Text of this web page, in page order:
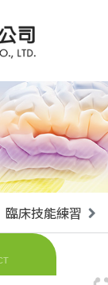
臨床技能練習